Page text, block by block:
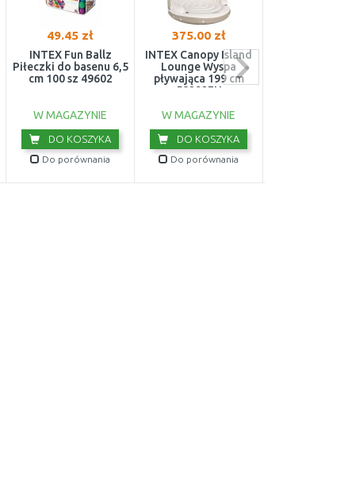
49.45 zł
INTEX Fun Ballz
Piłeczki do basenu 6,5
cm 100 sz 49602
W MAGAZYNIE
DO KOSZYKA
Do porównania
375.00 zł
INTEX Canopy Island
Lounge Wyspa
pływająca 199 cm
58292EU
W MAGAZYNIE
DO KOSZYKA
Do porównania